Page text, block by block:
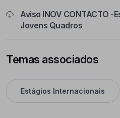
Aviso INOV CONTACTO -
Jovens Quadros
Temas associados
Estágios Internacionais